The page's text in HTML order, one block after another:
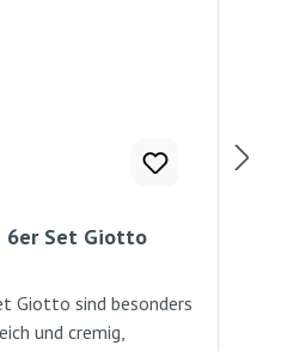
6er Set Giotto
Giotto sind besonders
und cremig,